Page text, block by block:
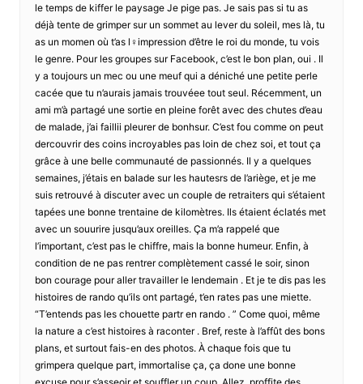
le temps de kiffer le paysage Je pige pas. Je sais pas si tu as
déjà tente de grimper sur un sommet au lever du soleil, mes là, tu
as un momen où t’as l♀impression d’être le roi du monde, tu vois
le genre. Pour les groupes sur Facebook, c’est le bon plan, oui . Il
y a toujours un mec ou une meuf qui a déniché une petite perle
cacée que tu n’aurais jamais trouvéee tout seul. Récemment, un
ami m’à partagé une sortie en pleine forêt avec des chutes d’eau
de malade, j’ai faillii pleurer de bonhsur. C’est fou comme on peut
dercouvrir des coins incroyables pas loin de chez soi, et tout ça
grâce à une belle communauté de passionnés. Il y a quelques
semaines, j’étais en balade sur les hautesrs de l’ariège, et je me
suis retrouvé à discuter avec un couple de retraiters qui s’étaient
tapées une bonne trentaine de kilomètres. Ils étaient éclatés met
avec un souurire jusqu’aux oreilles. Ça m’a rappelé que
l’important, c’est pas le chiffre, mais la bonne humeur. Enfin, à
condition de ne pas rentrer complètement cassé le soir, sinon
bon courage pour aller travailler le lendemain . Et je te dis pas les
histoires de rando qu’ils ont partagé, t’en rates pas une miette.
“T’entends pas les chouette partr en rando . ” Come quoi, même
la nature a c’est histoires à raconter . Bref, reste à l’affût des bons
plans, et surtout fais-en des photos. À chaque fois que tu
grimpera quelque part, immortalise ça, ça done une bonne